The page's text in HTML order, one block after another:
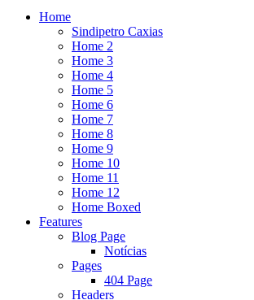
Home
Sindipetro Caxias
Home 2
Home 3
Home 4
Home 5
Home 6
Home 7
Home 8
Home 9
Home 10
Home 11
Home 12
Home Boxed
Features
Blog Page
Notícias
Pages
404 Page
Headers